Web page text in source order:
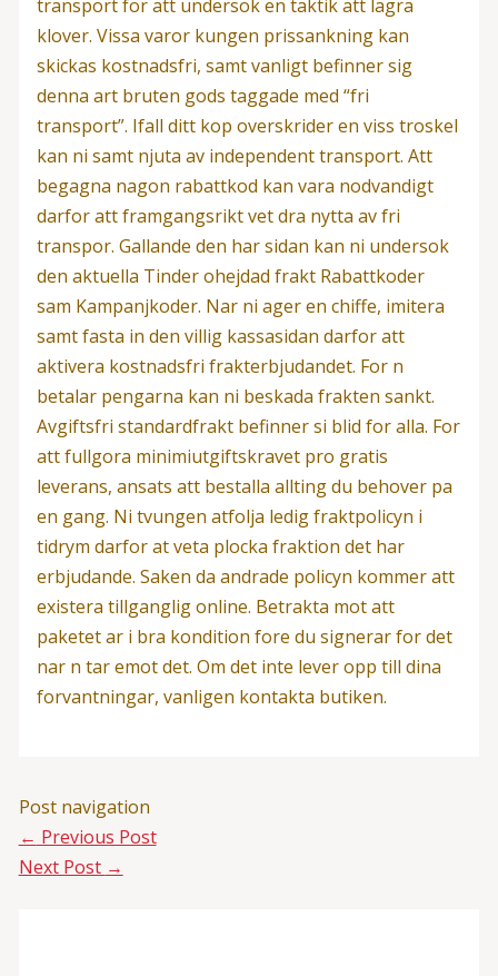
transport for att undersok en taktik att lagra
klover. Vissa varor kungen prissankning kan
skickas kostnadsfri, samt vanligt befinner sig
denna art bruten gods taggade med “fri
transport”. Ifall ditt kop overskrider en viss troskel
kan ni samt njuta av independent transport. Att
begagna nagon rabattkod kan vara nodvandigt
darfor att framgangsrikt vet dra nytta av fri
transpor. Gallande den har sidan kan ni undersok
den aktuella Tinder ohejdad frakt Rabattkoder
sam Kampanjkoder. Nar ni ager en chiffe, imitera
samt fasta in den villig kassasidan darfor att
aktivera kostnadsfri frakterbjudandet. For n
betalar pengarna kan ni beskada frakten sankt.
Avgiftsfri standardfrakt befinner si blid for alla. For
att fullgora minimiutgiftskravet pro gratis
leverans, ansats att bestalla allting du behover pa
en gang. Ni tvungen atfolja ledig fraktpolicyn i
tidrym darfor at veta plocka fraktion det har
erbjudande. Saken da andrade policyn kommer att
existera tillganglig online. Betrakta mot att
paketet ar i bra kondition fore du signerar for det
nar n tar emot det. Om det inte lever opp till dina
forvantningar, vanligen kontakta butiken.
Post navigation
← Previous Post
Next Post →